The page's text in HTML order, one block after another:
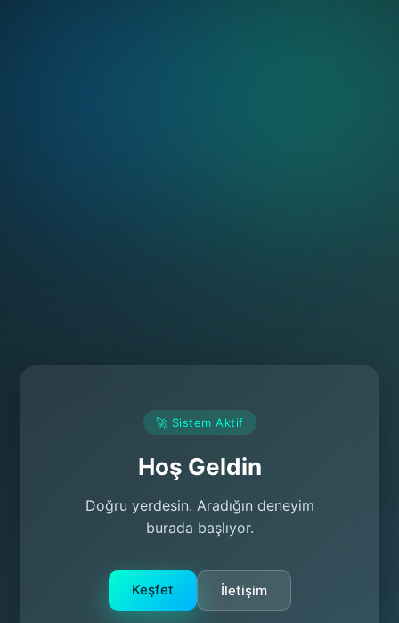
🚀 Sistem Aktif
Hoş Geldin
Doğru yerdesin. Aradığın deneyim
burada başlıyor.
Keşfet İletişim